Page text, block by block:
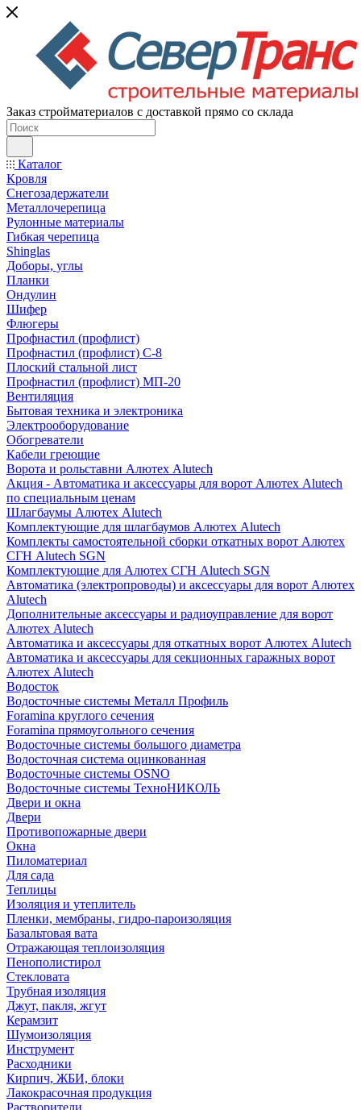
Заказ стройматериалов с доставкой прямо со склада
Каталог
Кровля
Снегозадержатели
Металлочерепица
Рулонные материалы
Гибкая черепица
Shinglas
Доборы, углы
Планки
Ондулин
Шифер
Флюгеры
Профнастил (профлист)
Профнастил (профлист) С-8
Плоский стальной лист
Профнастил (профлист) МП-20
Вентиляция
Бытовая техника и электроника
Электрооборудование
Обогреватели
Кабели греющие
Ворота и рольставни Алютех Alutech
Акция - Автоматика и аксессуары для ворот Алютех Alutech
по специальным ценам
Шлагбаумы Алютех Alutech
Комплектующие для шлагбаумов Алютех Alutech
Комплекты самостоятельной сборки откатных ворот Алютех
СГН Alutech SGN
Комплектующие для Алютех СГН Alutech SGN
Автоматика (электропроводы) и аксессуары для ворот Алютех
Alutech
Дополнительные аксессуары и радиоуправление для ворот
Алютех Alutech
Автоматика и аксессуары для откатных ворот Алютех Alutech
Автоматика и аксессуары для секционных гаражных ворот
Алютех Alutech
Водосток
Водосточные системы Металл Профиль
Foramina круглого сечения
Foramina прямоугольного сечения
Водосточные системы большого диаметра
Водосточная система оцинкованная
Водосточные системы OSNO
Водосточные системы ТехноНИКОЛЬ
Двери и окна
Двери
Противопожарные двери
Окна
Пиломатериал
Для сада
Теплицы
Изоляция и утеплитель
Пленки, мембраны, гидро-пароизоляция
Базальтовая вата
Отражающая теплоизоляция
Пенополистирол
Стекловата
Трубная изоляция
Джут, пакля, жгут
Керамзит
Шумоизоляция
Инструмент
Расходники
Кирпич, ЖБИ, блоки
Лакокрасочная продукция
Растворители